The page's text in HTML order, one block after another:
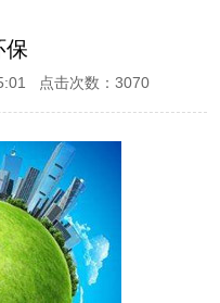
保
点击次数：3070